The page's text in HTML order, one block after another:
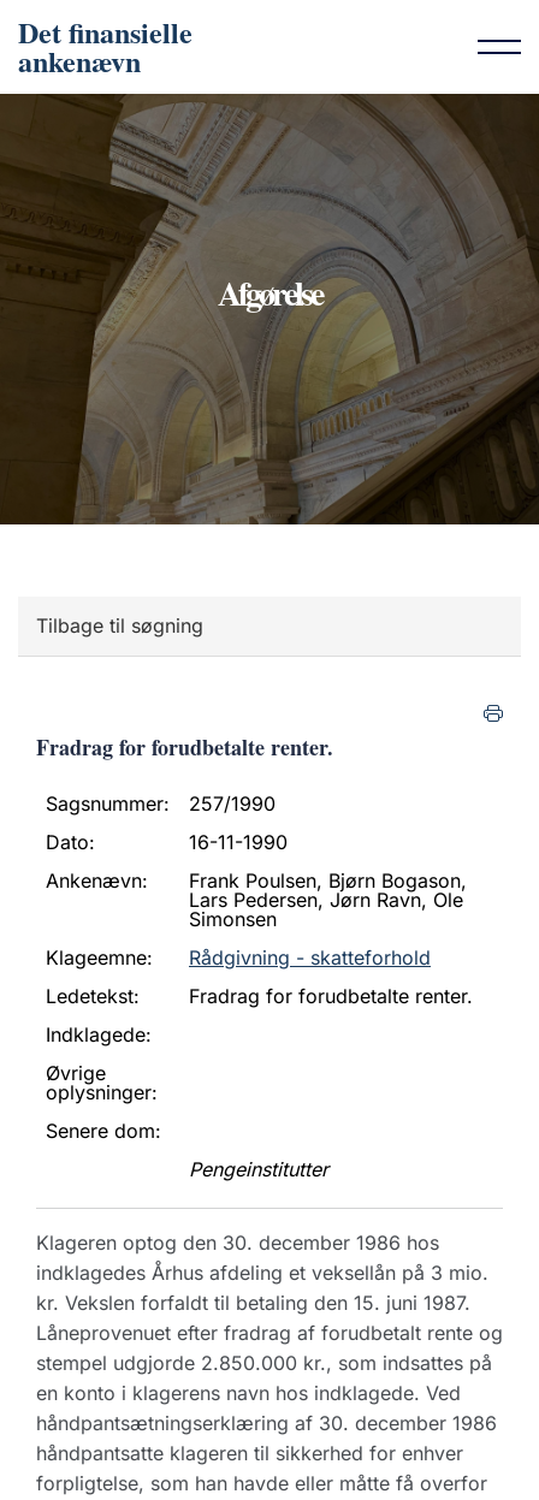
Det finansielle
ankenævn
Afgørelse
Tilbage til søgning
Fradrag for forudbetalte renter.
Sagsnummer:
257/1990
Dato:
16-11-1990
Ankenævn:
Frank Poulsen, Bjørn Bogason,
Lars Pedersen, Jørn Ravn, Ole
Simonsen
Klageemne:
Rådgivning - skatteforhold
Ledetekst:
Fradrag for forudbetalte renter.
Indklagede:
Øvrige
oplysninger:
Senere dom:
Pengeinstitutter
Klageren optog den 30. december 1986 hos
indklagedes Århus afdeling et veksellån på 3 mio.
kr. Vekslen forfaldt til betaling den 15. juni 1987.
Låneprovenuet efter fradrag af forudbetalt rente og
stempel udgjorde 2.850.000 kr., som indsattes på
en konto i klagerens navn hos indklagede. Ved
håndpantsætningserklæring af 30. december 1986
håndpantsatte klageren til sikkerhed for enhver
forpligtelse, som han havde eller måtte få overfor